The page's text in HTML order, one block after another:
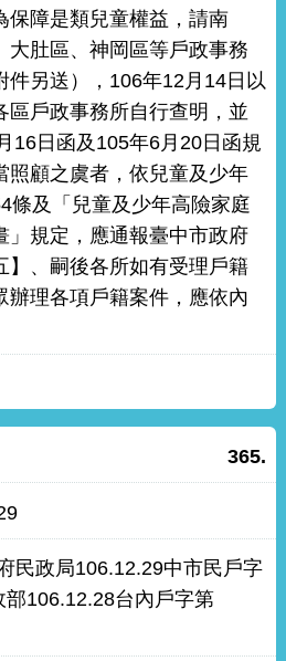
保障是類兒童權益，請南
大肚區、神岡區等戶政事務
件另送），106年12月14日以
區戶政事務所自行查明，並
16日函及105年6月20日函規
照顧之虞者，依兒童及少年
條及「兒童及少年高險家庭
」規定，應通報臺中市政府
】、嗣後各所如有受理戶籍
辦理各項戶籍案件，應依內
365.
民政局106.12.29中市民戶字
106.12.28台內戶字第